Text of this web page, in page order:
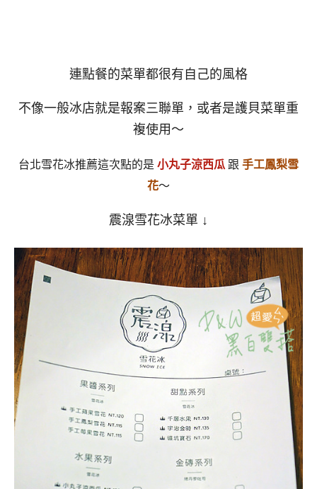
連點餐的菜單都很有自己的風格
不像一般冰店就是報案三聯單，或者是護貝菜單重
複使用～
台北雪花冰推薦這次點的是 小丸子涼西瓜 跟 手工鳳梨雪
花～
震湶雪花冰菜單 ↓